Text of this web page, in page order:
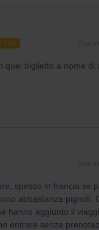
quel biglietto a nome di
spesso in francia se
abbastanza pignoli.
hanno aggiunto il
entrare senza